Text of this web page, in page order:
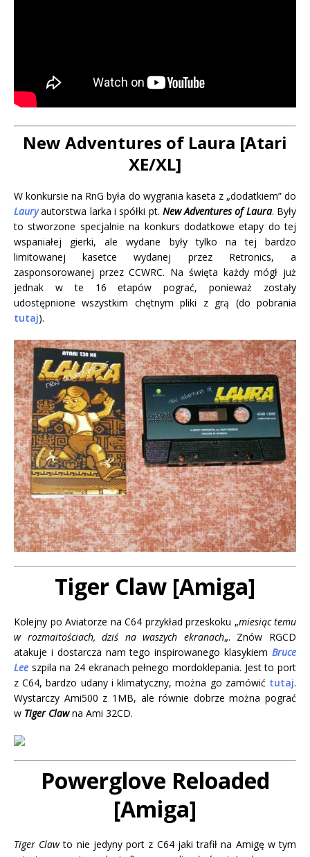
New Adventures of Laura [Atari
XE/XL]
W konkursie na RnG była do wygrania kaseta z „dodatkiem” do
Laury autorstwa larka i spółki pt. New Adventures of Laura. Były
to stworzone specjalnie na konkurs dodatkowe etapy do tej
wspaniałej gierki, ale wydane były tylko na tej bardzo
limitowanej kasetce wydanej przez Retronics, a
zasponsorowanej przez CCWRC. Na święta każdy mógł już
jednak w te 16 etapów pograć, ponieważ zostały
udostępnione wszystkim chętnym pliki z grą (do pobrania
tutaj).
Tiger Claw [Amiga]
Kolejny po Aviatorze na C64 przykład przeskoku „miesiąc temu
w rozmaitościach, dziś na waszych ekranach„. Znów RGCD
atakuje i dostarcza nam tego inspirowanego klasykiem Bruce
Lee szpila na 24 ekranach pełnego mordoklepania. Jest to port
z C64, bardzo udany i klimatyczny, można go zamówić tutaj.
Wystarczy Ami500 z 1MB, ale równie dobrze można pograć
w Tiger Clawna Ami 32CD.
Powerglove Reloaded
[Amiga]
Tiger Clawto nie jedyny port z C64 jaki trafił na Amigę w tym